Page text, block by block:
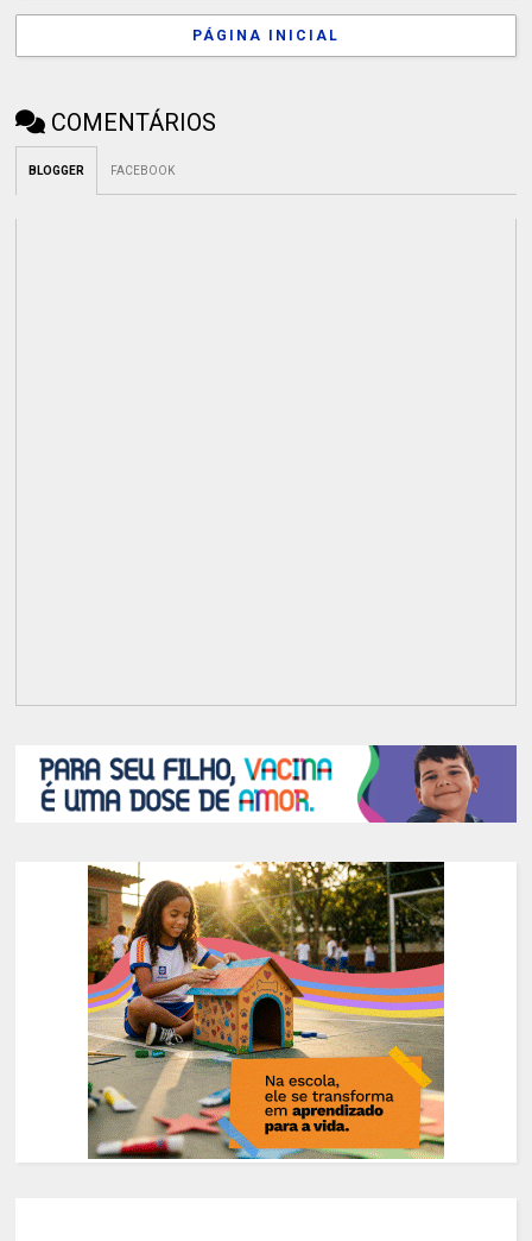
PÁGINA INICIAL
COMENTÁRIOS
BLOGGER FACEBOOK